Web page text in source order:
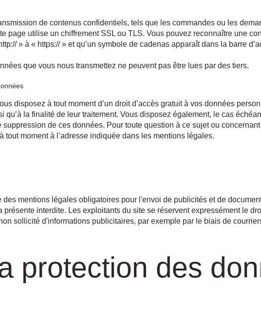
de contenus confidentiels, tels que les commandes ou les
page utilise un chiffrement SSL ou TLS. Vous pouvez reconnaître une
» à « https:// » et qu’un symbole de cadenas apparaît dans la barre
que vous nous transmettez ne peuvent pas être lues par des tiers.
disposez à tout moment d’un droit d’accès gratuit à vos données
la finalité de leur traitement. Vous disposez également, le cas
de ces données. Pour toute question à ce sujet ou
moment à l’adresse indiquée dans les mentions légales.
mentions légales obligatoires pour l'envoi de publicités et de
interdite. Les exploitants du site se réservent expressément le
sollicité d'informations publicitaires, par exemple par le biais de
protection des